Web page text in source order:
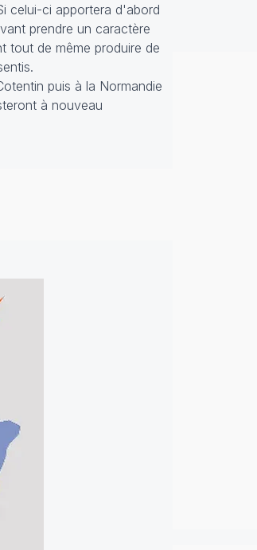
celui-ci apportera d'abord
prendre un caractère
tout de même produire de
puis à la Normandie
à nouveau